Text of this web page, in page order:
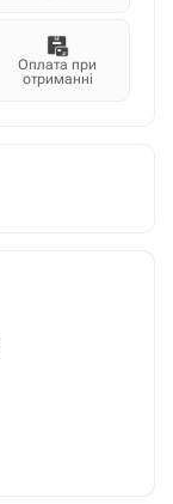
Оплата при
отриманні